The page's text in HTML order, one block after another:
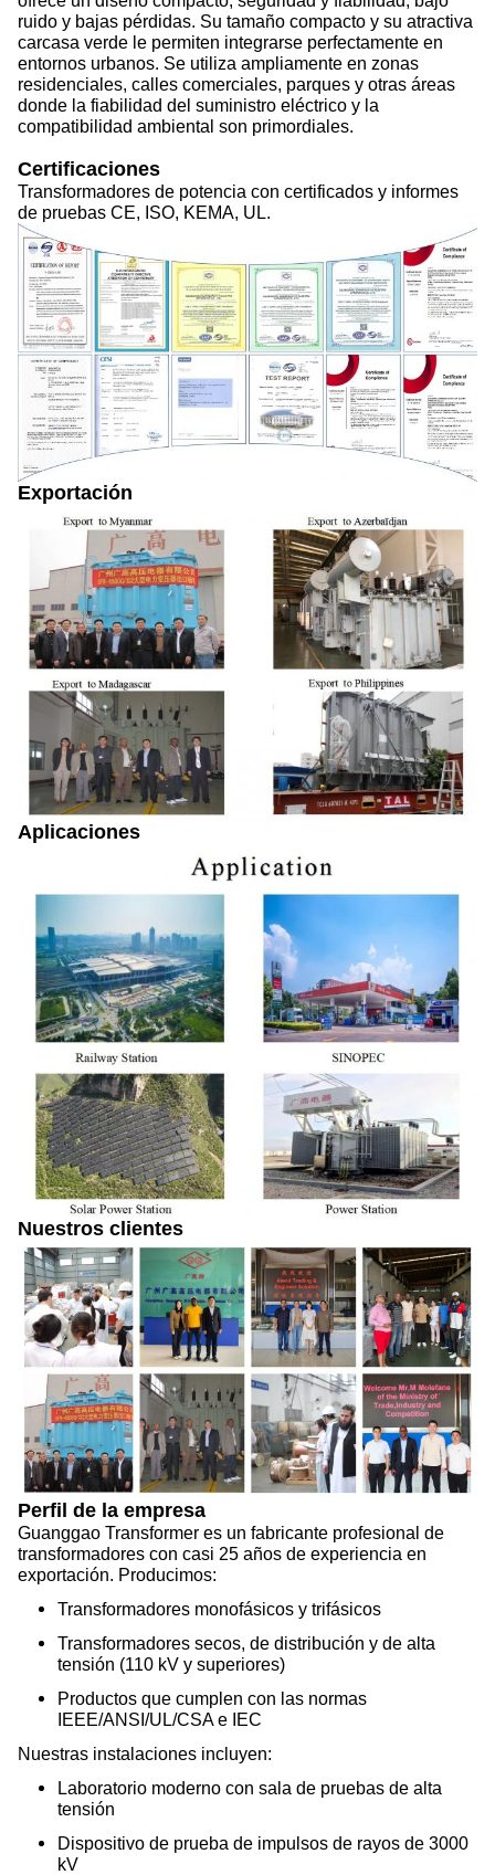
ruido y bajas pérdidas. Su tamaño compacto y su atractiva
carcasa verde le permiten integrarse perfectamente en
entornos urbanos. Se utiliza ampliamente en zonas
residenciales, calles comerciales, parques y otras áreas
donde la fiabilidad del suministro eléctrico y la
compatibilidad ambiental son primordiales.
Certificaciones
Transformadores de potencia con certificados y informes
de pruebas CE, ISO, KEMA, UL.
Exportación
Aplicaciones
Nuestros clientes
Perfil de la empresa
Guanggao Transformer es un fabricante profesional de
transformadores con casi 25 años de experiencia en
exportación. Producimos:
Transformadores monofásicos y trifásicos
Transformadores secos, de distribución y de alta
tensión (110 kV y superiores)
Productos que cumplen con las normas
IEEE/ANSI/UL/CSA e IEC
Nuestras instalaciones incluyen:
Laboratorio moderno con sala de pruebas de alta
tensión
Dispositivo de prueba de impulsos de rayos de 3000
kV